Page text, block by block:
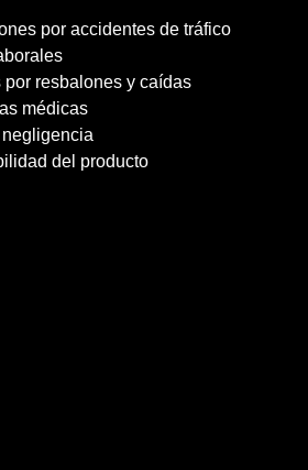
por accidentes de tráfico
por resbalones y caídas
médicas
negligencia
del producto